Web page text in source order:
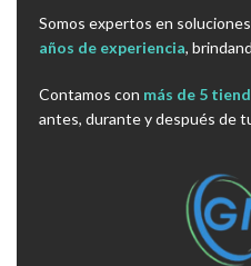
Somos expertos en
años de experiencia,
Contamos con más de 5
antes, durante y después de